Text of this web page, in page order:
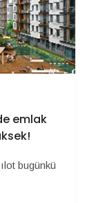
emlak
bugünkü